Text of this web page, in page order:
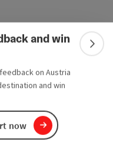
and win
on Austria
and win
now